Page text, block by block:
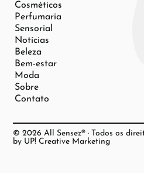
Cosméticos
Perfumaria
Sensorial
Notícias
Beleza
Bem-estar
Moda
Sobre
Contato
© 2026 All Sensez® · Todos os
by UP! Creative Marketing